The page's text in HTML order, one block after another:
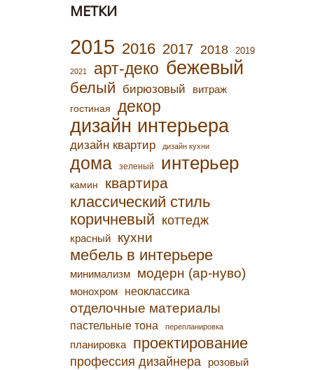
МЕТКИ
2015 2016 2017 2018 2019
2021 арт-деко бежевый
белый бирюзовый витраж
гостиная декор
дизайн интерьера
дизайн квартир дизайн кухни
дома зеленый интерьер
камин квартира
классический стиль
коричневый коттедж
красный кухни
мебель в интерьере
минимализм модерн (ар-нуво)
монохром неоклассика
отделочные материалы
пастельные тона перепланировка
планировка проектирование
профессия дизайнера розовый